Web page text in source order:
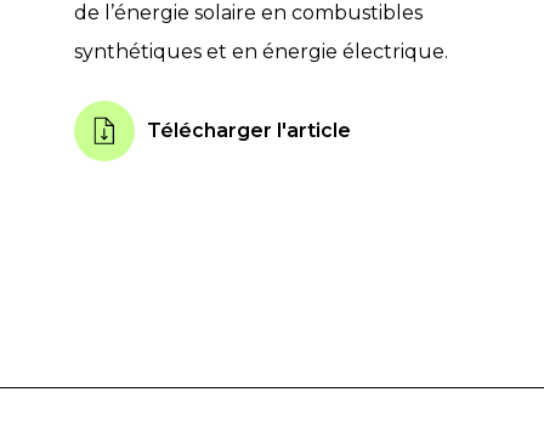
de l’énergie solaire en combustibles
synthétiques et en énergie électrique.
Télécharger l'article